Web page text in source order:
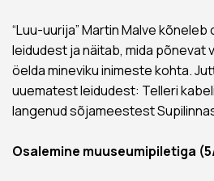
“Luu-uurija” Martin Malve
leidudest ja näitab, mida põnevat
öelda mineviku inimeste kohta.
uuematest leidudest: Telleri
langenud sõjameestest
Osalemine muuseumipiletiga